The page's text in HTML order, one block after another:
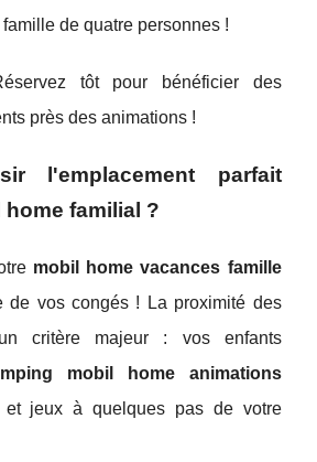
de quatre personnes !
tôt pour bénéficier des
près des animations !
l'emplacement parfait
familial ?
mobil home vacances famille
de vos congés ! La proximité des
critère majeur : vos enfants
mobil home animations
et jeux à quelques pas de votre